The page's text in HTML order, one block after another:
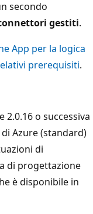
secondo
gestiti.
App per la logica
prerequisiti.
o successiva
Azure (standard)
di
di progettazione
è disponibile in